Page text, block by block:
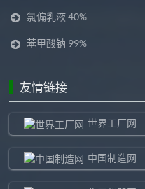
氯偏乳液 40%
苯甲酸钠 99%
友情链接
世界工厂网
中国制造网